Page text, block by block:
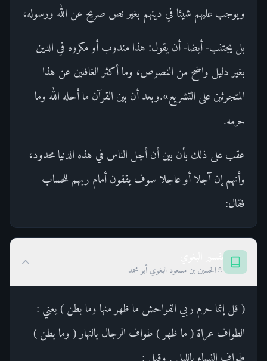
ويوجب عليهم شيئا في دينهم بغير نص صريح عن الله ورسوله،
بل يجتنب- أيضا- أن يقول: هذا مندوب أو مكروه في الدين
بغير دليل واضح من النصوص، وما أكثر الغافلين عن هذا
المتجرئين على التشريع».وبعد أن بين القرآن ما أحله الله وما
حرمه.
عقب على ذلك بأن بين أن أجل الناس في هذه الدنيا محدود،
وأنهم إن آجلا أو عاجلا سوف يقفون أمام ربهم للحساب
فقال:
الحسين بن مسعود البغوي أبو محمد
( قل إنما حرم ربي الفواحش ما ظهر منها وما بطن ) يعني :
الطواف عراة ( ما ظهر ) طواف الرجال بالنهار ( وما بطن )
طواف النساء بالليل . وقيل :